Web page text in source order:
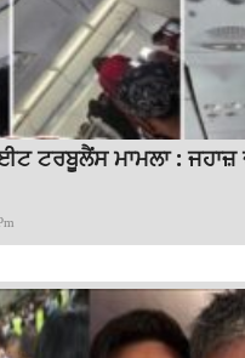
ਟਰਬੂਲੈਂਸ ਮਾਮਲਾ : ਜਹਾਜ਼